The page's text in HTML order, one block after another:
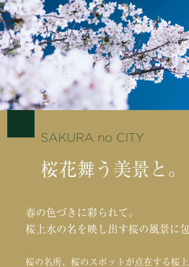
SAKURA no CITY
桜花舞う美景と。
春の色づきに彩られて。
桜上水の名を映し出す桜の風景に包
桜の名所、桜のスポットが点在する桜